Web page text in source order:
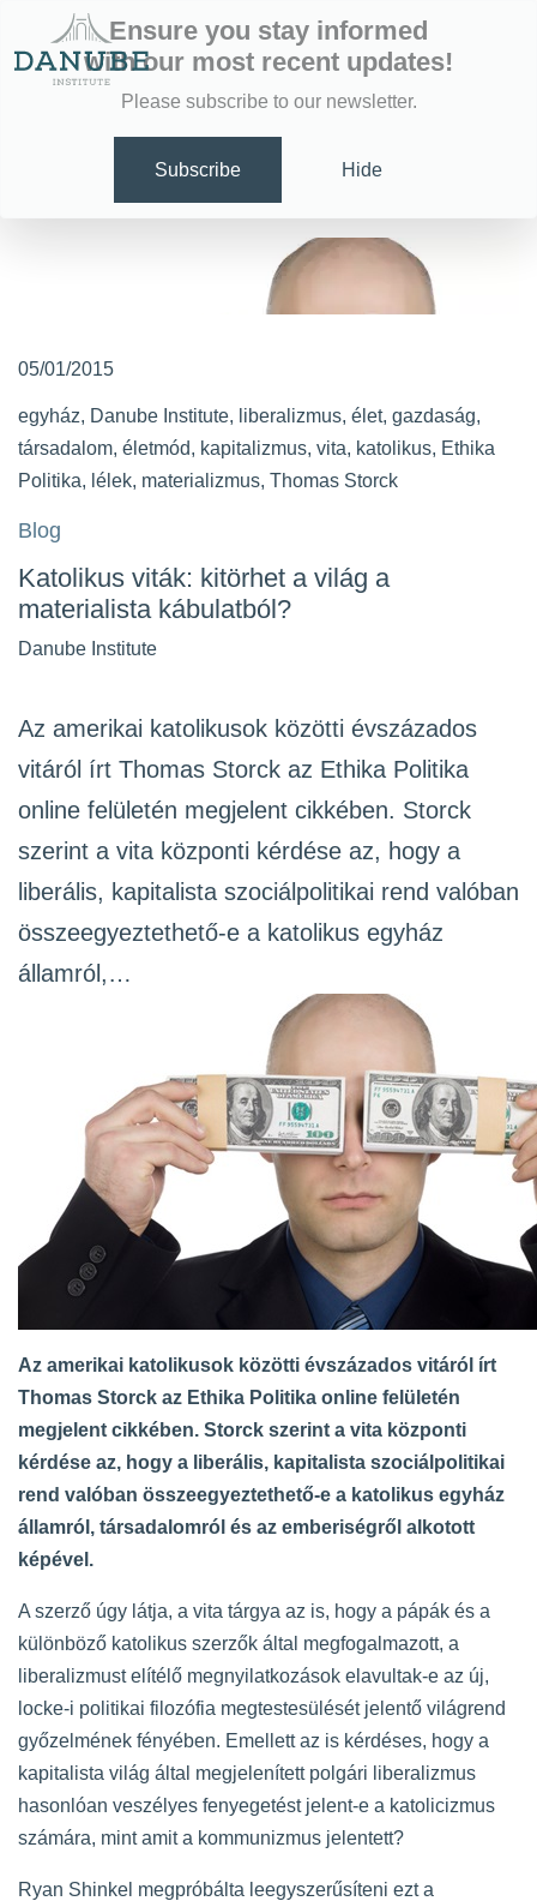
Ensure you stay informed
with our most recent updates!
Please subscribe to our newsletter.
Subscribe Hide
05/01/2015
egyház, Danube Institute, liberalizmus, élet, gazdaság,
társadalom, életmód, kapitalizmus, vita, katolikus, Ethika
Politika, lélek, materializmus, Thomas Storck
Blog
Katolikus viták: kitörhet a világ a
materialista kábulatból?
Danube Institute
Az amerikai katolikusok közötti évszázados
vitáról írt Thomas Storck az Ethika Politika
online felületén megjelent cikkében. Storck
szerint a vita központi kérdése az, hogy a
liberális, kapitalista szociálpolitikai rend valóban
összeegyeztethető-e a katolikus egyház
államról,…
Az amerikai katolikusok közötti évszázados vitáról írt
Thomas Storck az Ethika Politika online felületén
megjelent cikkében. Storck szerint a vita központi
kérdése az, hogy a liberális, kapitalista szociálpolitikai
rend valóban összeegyeztethető-e a katolikus egyház
államról, társadalomról és az emberiségről alkotott
képével.
A szerző úgy látja, a vita tárgya az is, hogy a pápák és a
különböző katolikus szerzők által megfogalmazott, a
liberalizmust elítélő megnyilatkozások elavultak-e az új,
locke-i politikai filozófia megtestesülését jelentő világrend
győzelmének fényében. Emellett az is kérdéses, hogy a
kapitalista világ által megjelenített polgári liberalizmus
hasonlóan veszélyes fenyegetést jelent-e a katolicizmus
számára, mint amit a kommunizmus jelentett?
Ryan Shinkel megpróbálta leegyszerűsíteni ezt a